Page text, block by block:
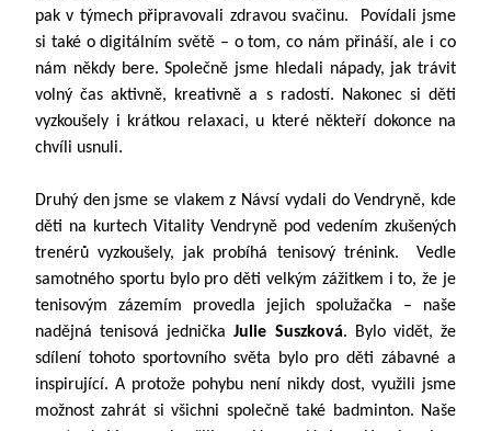
pak v týmech připravovali zdravou svačinu. Povídali jsme
si také o digitálním světě – o tom, co nám přináší, ale i co
nám někdy bere. Společně jsme hledali nápady, jak trávit
volný čas aktivně, kreativně a s radostí. Nakonec si děti
vyzkoušely i krátkou relaxaci, u které někteří dokonce na
chvíli usnuli.
Druhý den jsme se vlakem z Návsí vydali do Vendryně, kde
děti na kurtech Vitality Vendryně pod vedením zkušených
trenérů vyzkoušely, jak probíhá tenisový trénink. Vedle
samotného sportu bylo pro děti velkým zážitkem i to, že je
tenisovým zázemím provedla jejich spolužačka – naše
nadějná tenisová jedničkaJulie Suszková. Bylo vidět, že
sdílení tohoto sportovního světa bylo pro děti zábavné a
inspirující. A protože pohybu není nikdy dost, využili jsme
možnost zahrát si všichni společně také badminton. Naše